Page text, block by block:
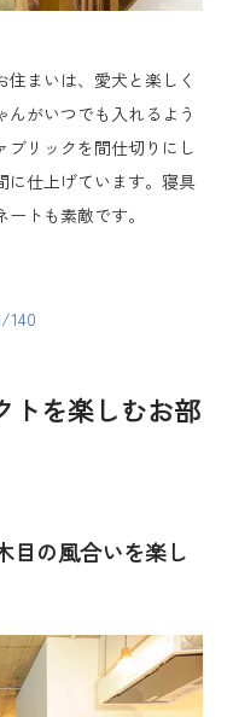
まいは、愛犬と楽しく
がいつでも入れるよう
リックを間仕切りにし
に仕上げています。寝具
トも素敵です。
140
トを楽しむお部
の風合いを楽し